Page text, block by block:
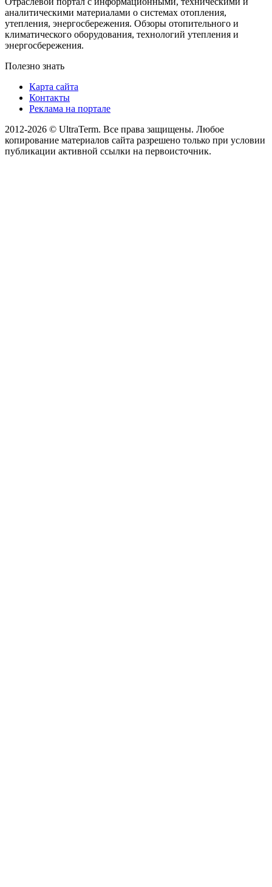
аналитическими материалами о системах отопления,
утепления, энергосбережения. Обзоры отопительного и
климатического оборудования, технологий утепления и
энергосбережения.
Полезно знать
Карта сайта
Контакты
Реклама на портале
2012-2026 © UltraTerm. Все права защищены. Любое
копирование материалов сайта разрешено только при условии
публикации активной ссылки на первоисточник.